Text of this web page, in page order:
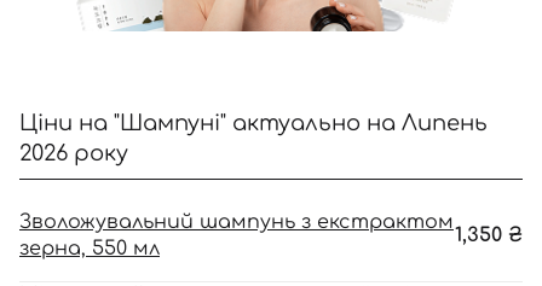
Ціни на "Шампуні" актуально на Липень
2026 року
Зволожувальний шампунь з екстрактом
зерна, 550 мл
1,350 ₴